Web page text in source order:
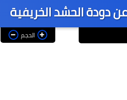
دودة الحشد الخريفية
الحجم